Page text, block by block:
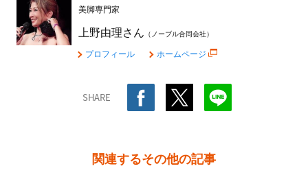
美脚専門家
上野由理さん （ノーブル合同会社）
プロフィール ホームページ
SHARE
関連するその他の記事